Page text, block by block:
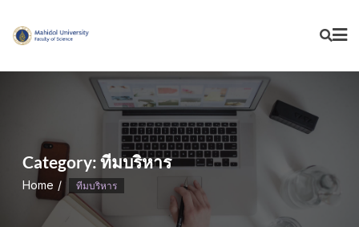
content
Category: ทีมบริหาร
Home ทีมบริหาร